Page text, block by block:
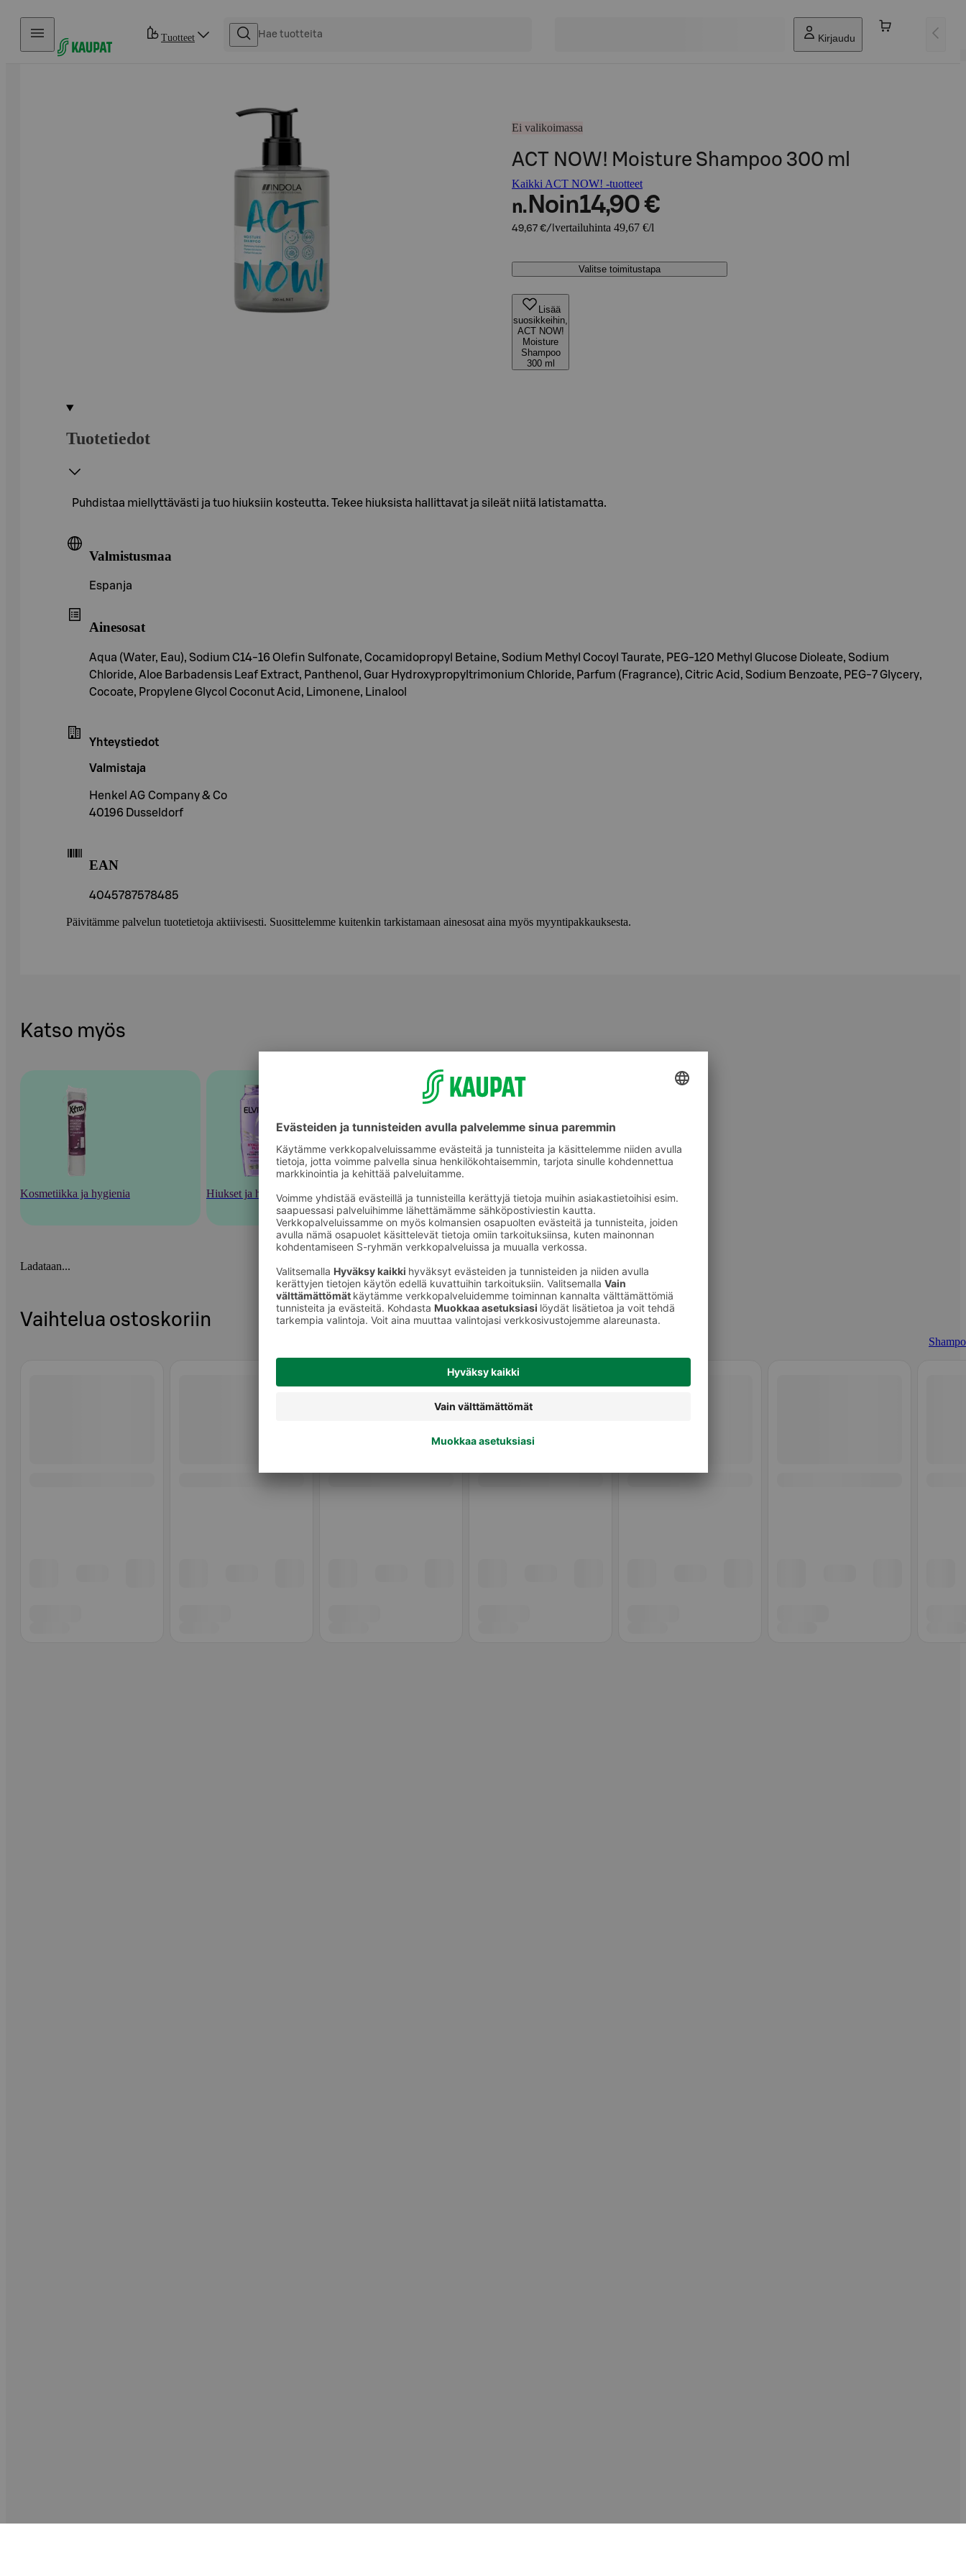
Hyppää sisältöön
Tuotteet Kirjaudu
Ei valikoimassa
ACT NOW! Moisture Shampoo 300 ml
Kaikki ACT NOW! -tuotteet
n. Noin14,90 €
49,67 €/l vertailuhinta 49,67 €/l
Valitse toimitustapa
Lisää
suosikkeihin,
ACT NOW!
Moisture
Shampoo
300 ml
Tuotetiedot
Puhdistaa miellyttävästi ja tuo hiuksiin kosteutta. Tekee hiuksista hallittavat ja sileät niitä latistamatta.
Valmistusmaa
Espanja
Ainesosat
Aqua (Water, Eau), Sodium C14-16 Olefin Sulfonate, Cocamidopropyl Betaine, Sodium Methyl Cocoyl Taurate, PEG-120 Methyl Glucose Dioleate, Sodium
Chloride, Aloe Barbadensis Leaf Extract, Panthenol, Guar Hydroxypropyltrimonium Chloride, Parfum (Fragrance), Citric Acid, Sodium Benzoate, PEG-7 Glycery,
Cocoate, Propylene Glycol Coconut Acid, Limonene, Linalool
Yhteystiedot
Valmistaja
Henkel AG Company & Co
40196 Dusseldorf
EAN
4045787578485
Päivitämme palvelun tuotetietoja aktiivisesti. Suosittelemme kuitenkin tarkistamaan ainesosat aina myös myyntipakkauksesta.
Katso myös
Kosmetiikka ja hygienia Hiukset ja hiustenhoito Shampoot
Ladataan...
Vaihtelua ostoskoriin